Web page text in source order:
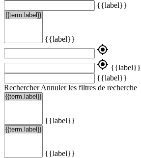
{{label}}
{{label}}
my_location
my_location {{label}}
{{label}}
Rechercher Annuler les filtres de recherche
{{label}}
{{label}}